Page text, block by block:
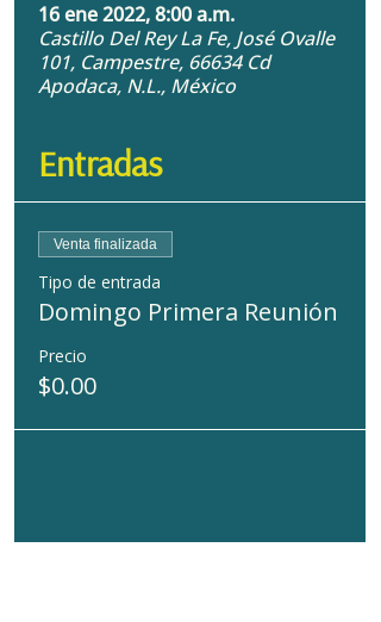
16 ene 2022, 8:00 a.m.
Castillo Del Rey La Fe, José Ovalle
101, Campestre, 66634 Cd
Apodaca, N.L., México
Entradas
Venta finalizada
Tipo de entrada
Domingo Primera Reunión
Precio
$0.00